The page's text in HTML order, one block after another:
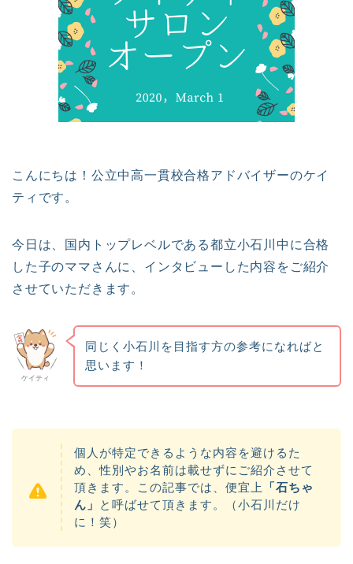
こんにちは！公立中高一貫校合格アドバイザーのケイ
ティです。
今日は、国内トップレベルである都立小石川中に合格
した子のママさんに、インタビューした内容をご紹介
させていただきます。
ケイティ
同じく小石川を目指す方の参考になればと
思います！
個人が特定できるような内容を避けるた
め、性別やお名前は載せずにご紹介させて
頂きます。この記事では、便宜上
「石ちゃ
ん」
と呼ばせて頂きます。（小石川だけ
に！笑）